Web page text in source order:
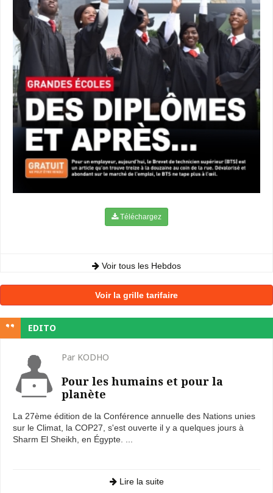
Téléchargez
Voir tous les Hebdos
Voir la grille tarifaire
EDITO
Par KODHO
Pour les humains et pour la
planète
La 27ème édition de la Conférence annuelle des Nations unies
sur le Climat, la COP27, s'est ouverte il y a quelques jours à
Sharm El Sheikh, en Égypte. ...
Lire la suite